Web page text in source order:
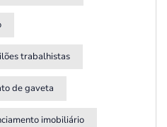
trabalhistas
de gaveta
imobiliário